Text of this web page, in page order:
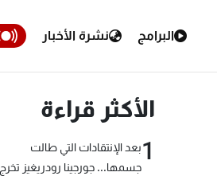
البرامج نشرة الأخبار
الأكثر قراءة
1بعد الإنتقادات التي طالت
جسمها... جورجينا رودريغيز تخرج